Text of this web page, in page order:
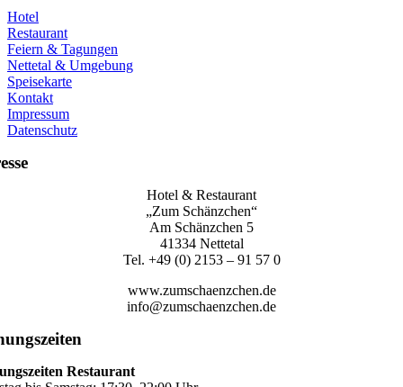
Hotel
Restaurant
Feiern & Tagungen
Nettetal & Umgebung
Speisekarte
Kontakt
Impressum
Datenschutz
Hotel & Restaurant
„Zum Schänzchen“
Am Schänzchen 5
41334 Nettetal
Tel. +49 (0) 2153 – 91 57 0
www.zumschaenzchen.de
info@zumschaenzchen.de
Restaurant